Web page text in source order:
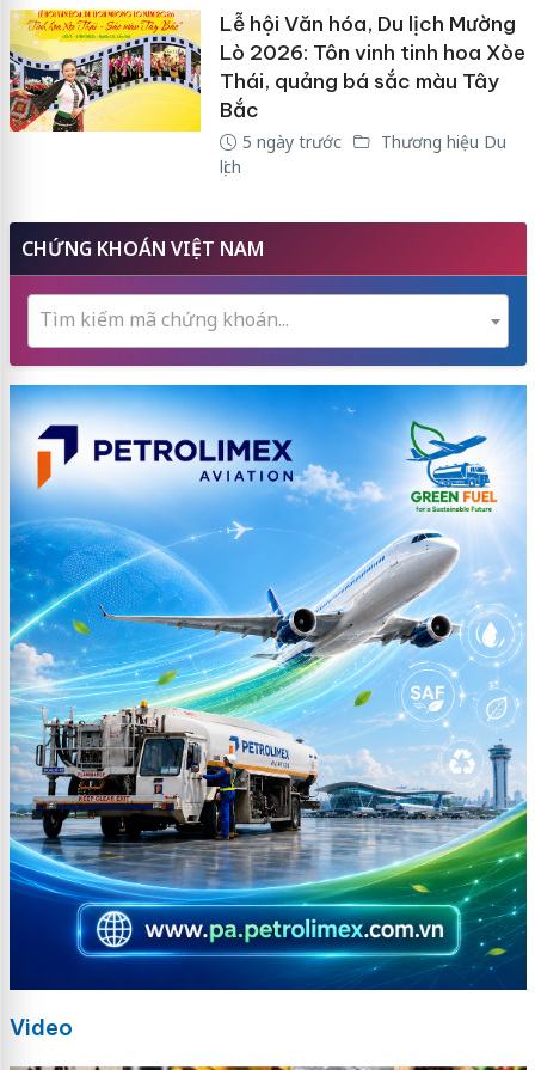
Lễ hội Văn hóa, Du lịch Mường
Lò 2026: Tôn vinh tinh hoa Xòe
Thái, quảng bá sắc màu Tây
Bắc
5 ngày trước
Thương hiệu Du
lịch
CHỨNG KHOÁN VIỆT NAM
Tìm kiếm mã chứng khoán...
Video